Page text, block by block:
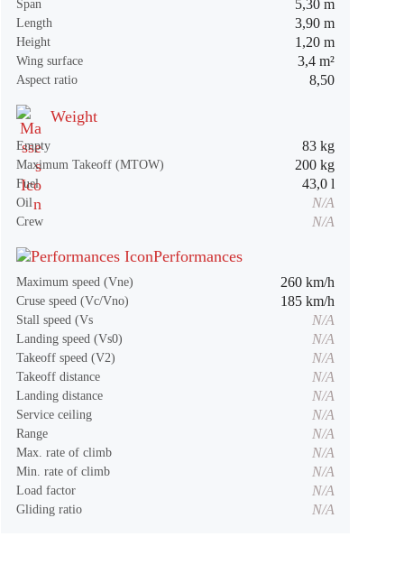
Span 5,30 m
Length 3,90 m
Height 1,20 m
Wing surface 3,4 m²
Aspect ratio 8,50
Weight
Empty 83 kg
Maximum Takeoff (MTOW) 200 kg
Fuel 43,0 l
Oil N/A
Crew N/A
Performances
Maximum speed (Vne) 260 km/h
Cruse speed (Vc/Vno) 185 km/h
Stall speed (Vs N/A
Landing speed (Vs0) N/A
Takeoff speed (V2) N/A
Takeoff distance N/A
Landing distance N/A
Service ceiling N/A
Range N/A
Max. rate of climb N/A
Min. rate of climb N/A
Load factor N/A
Gliding ratio N/A